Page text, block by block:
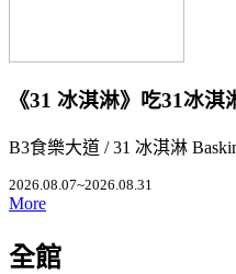
《31 冰淇淋》吃31冰
B3食樂大道 / 31 冰淇淋
2026.08.07~2026.08.31
More
全館